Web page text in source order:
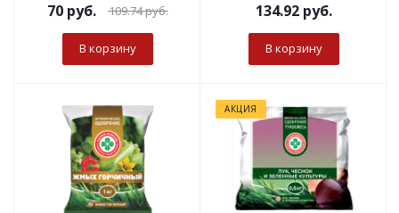
70руб. 109.74руб.
В корзину
134.92руб.
В корзину
АКЦИЯ